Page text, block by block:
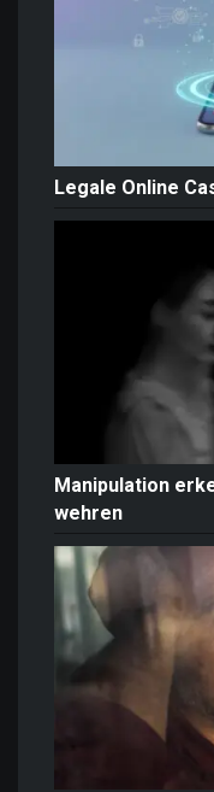
Legale Online
Manipulation
wehren